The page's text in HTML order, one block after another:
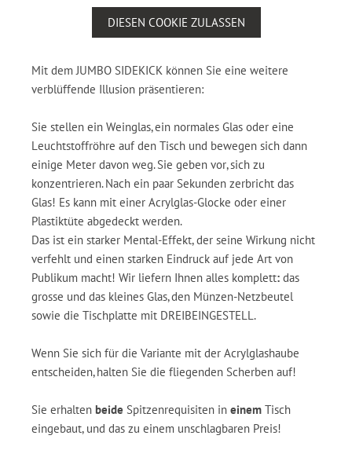
DIESEN COOKIE ZULASSEN
Mit dem JUMBO SIDEKICK können Sie eine weitere
verblüffende Illusion präsentieren:
Sie stellen ein Weinglas, ein normales Glas oder eine
Leuchtstoffröhre auf den Tisch und bewegen sich dann
einige Meter davon weg. Sie geben vor, sich zu
konzentrieren. Nach ein paar Sekunden zerbricht das
Glas! Es kann mit einer Acrylglas-Glocke oder einer
Plastiktüte abgedeckt werden.
Das ist ein starker Mental-Effekt, der seine Wirkung nicht
verfehlt und einen starken Eindruck auf jede Art von
Publikum macht! Wir liefern Ihnen alles komplett: das
grosse und das kleines Glas, den Münzen-Netzbeutel
sowie die Tischplatte mit DREIBEINGESTELL.
Wenn Sie sich für die Variante mit der Acrylglashaube
entscheiden, halten Sie die fliegenden Scherben auf!
Sie erhalten beide Spitzenrequisiten in einem Tisch
eingebaut, und das zu einem unschlagbaren Preis!